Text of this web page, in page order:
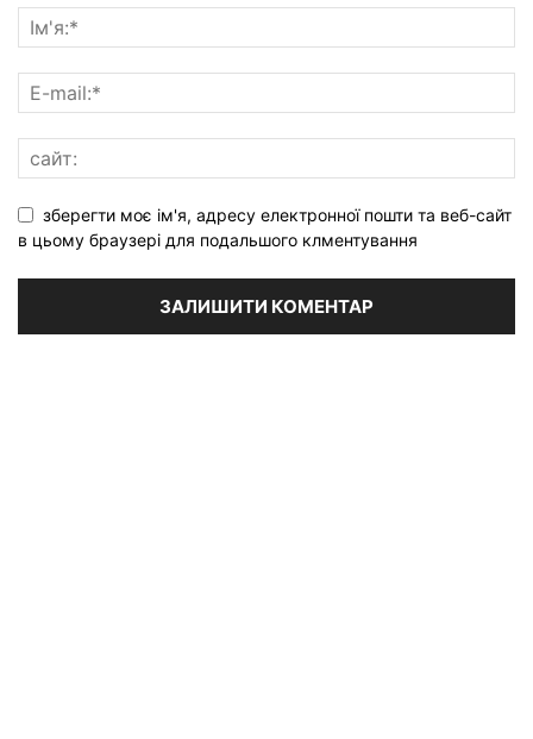
зберегти моє ім'я, адресу електронної пошти та веб-сайт
в цьому браузері для подальшого клментування